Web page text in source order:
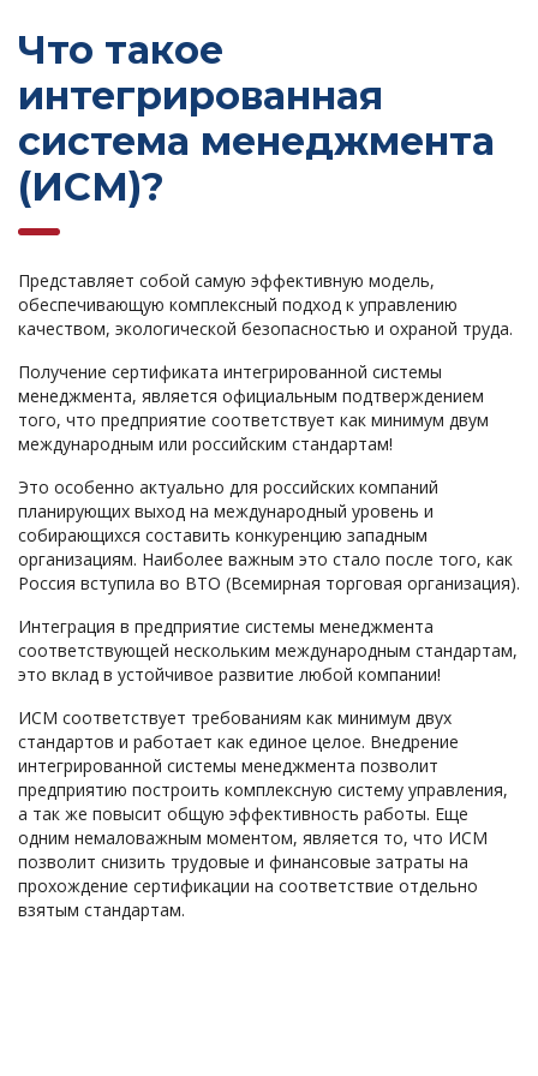
Что такое
интегрированная
система менеджмента
(ИСМ)?
Представляет собой самую эффективную модель,
обеспечивающую комплексный подход к управлению
качеством, экологической безопасностью и охраной труда.
Получение сертификата интегрированной системы
менеджмента, является официальным подтверждением
того, что предприятие соответствует как минимум двум
международным или российским стандартам!
Это особенно актуально для российских компаний
планирующих выход на международный уровень и
собирающихся составить конкуренцию западным
организациям. Наиболее важным это стало после того, как
Россия вступила во ВТО (Всемирная торговая организация).
Интеграция в предприятие системы менеджмента
соответствующей нескольким международным стандартам,
это вклад в устойчивое развитие любой компании!
ИСМ соответствует требованиям как минимум двух
стандартов и работает как единое целое. Внедрение
интегрированной системы менеджмента позволит
предприятию построить комплексную систему управления,
а так же повысит общую эффективность работы. Еще
одним немаловажным моментом, является то, что ИСМ
позволит снизить трудовые и финансовые затраты на
прохождение сертификации на соответствие отдельно
взятым стандартам.